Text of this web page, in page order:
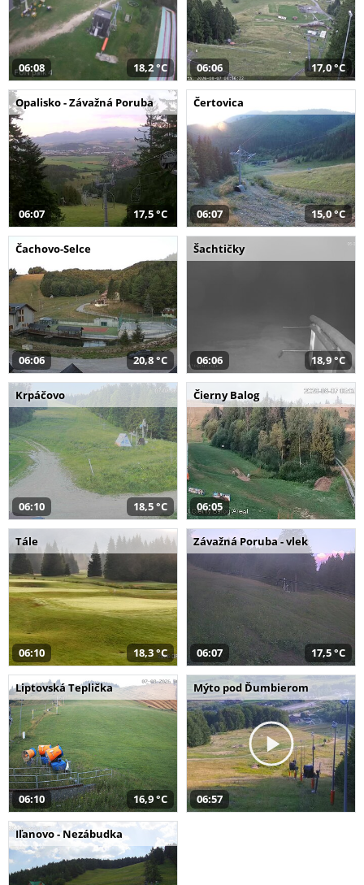
06:08 18,2 °C 06:06 17,0 °C
Opalisko - Závažná Poruba
06:07 17,5 °C
Čertovica
06:07 15,0 °C
Čachovo-Selce
06:06 20,8 °C
Šachtičky
06:06 18,9 °C
Krpáčovo
06:10 18,5 °C
Čierny Balog
06:05
Tále
06:10 18,3 °C
Závažná Poruba - vlek
06:07 17,5 °C
Liptovská Teplička
06:10 16,9 °C
Mýto pod Ďumbierom
06:57
Iľanovo - Nezábudka